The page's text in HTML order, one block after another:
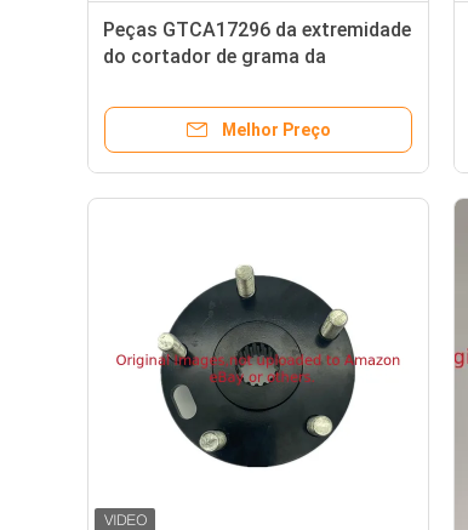
Peças GTCA17296 da extremidade
do cortador de grama da
DEERE
Melhor Preço